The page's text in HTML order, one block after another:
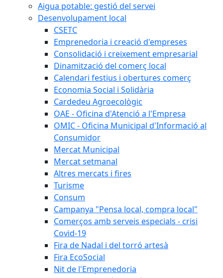
Aigua potable: gestió del servei
Desenvolupament local
CSETC
Emprenedoria i creació d'empreses
Consolidació i creixement empresarial
Dinamització del comerç local
Calendari festius i obertures comerç
Economia Social i Solidària
Cardedeu Agroecològic
OAE - Oficina d'Atenció a l'Empresa
OMIC - Oficina Municipal d'Informació al
Consumidor
Mercat Municipal
Mercat setmanal
Altres mercats i fires
Turisme
Consum
Campanya "Pensa local, compra local"
Comerços amb serveis especials - crisi
Covid-19
Fira de Nadal i del torró artesà
Fira EcoSocial
Nit de l'Emprenedoria